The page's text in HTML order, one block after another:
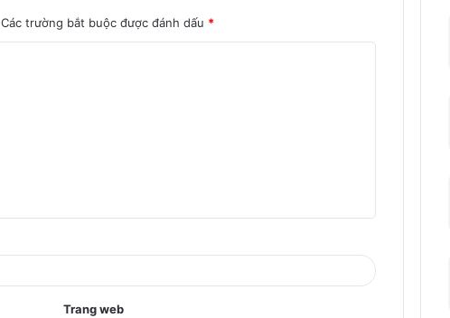
Các trường bắt buộc được đánh dấu *
Trang web